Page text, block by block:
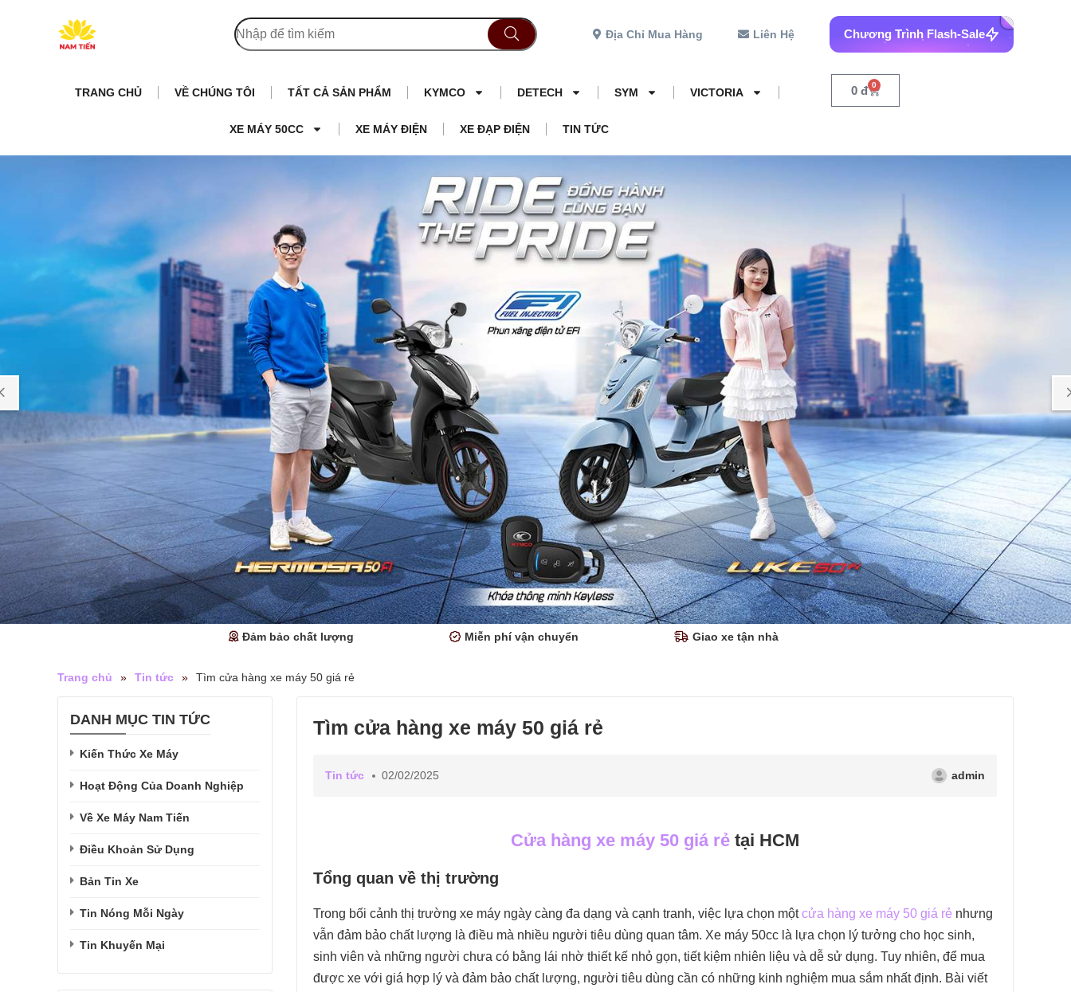
Địa Chỉ Mua Hàng Liên Hệ Chương Trình Flash-Sale
TRANG CHỦ VỀ CHÚNG TÔI TẤT CẢ SẢN PHẨM KYMCO DETECH SYM VICTORIA
XE MÁY 50CC XE MÁY ĐIỆN XE ĐẠP ĐIỆN TIN TỨC
0 đ 0
Đảm bảo chất lượng Miễn phí vận chuyển Giao xe tận nhà
Trang chủ » Tin tức » Tìm cửa hàng xe máy 50 giá rẻ
Tìm cửa hàng xe máy 50 giá rẻ
Tin tức 02/02/2025 admin
Cửa hàng xe máy 50 giá rẻ tại HCM
Tổng quan về thị trường
Trong bối cảnh thị trường xe máy ngày càng đa dạng và cạnh tranh, việc lựa chọn mộtcửa hàng xe máy 50 giá rẻ nhưng
vẫn đảm bảo chất lượng là điều mà nhiều người tiêu dùng quan tâm. Xe máy 50cc là lựa chọn lý tưởng cho học sinh,
sinh viên và những người chưa có bằng lái nhờ thiết kế nhỏ gọn, tiết kiệm nhiên liệu và dễ sử dụng. Tuy nhiên, để mua
được xe với giá hợp lý và đảm bảo chất lượng, người tiêu dùng cần có những kinh nghiệm mua sắm nhất định. Bài viết
DANH MỤC TIN TỨC
Kiến Thức Xe Máy
Hoạt Động Của Doanh Nghiệp
Về Xe Máy Nam Tiến
Điều Khoản Sử Dụng
Bản Tin Xe
Tin Nóng Mỗi Ngày
Tin Khuyến Mại